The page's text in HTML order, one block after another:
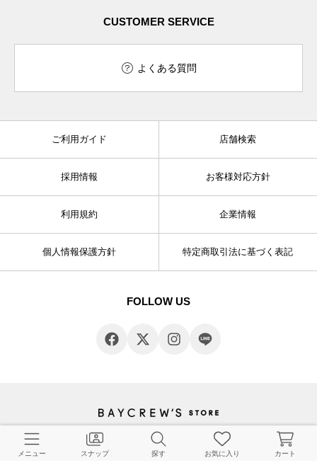
CUSTOMER SERVICE
よくある質問
ご利用ガイド 店舗検索
採用情報 お客様対応方針
利用規約 企業情報
個人情報保護方針 特定商取引法に基づく表記
FOLLOW US
© BAYCREW’S CO., LTD. All rights reserved.
メニュー スナップ 探す お気に入り カート